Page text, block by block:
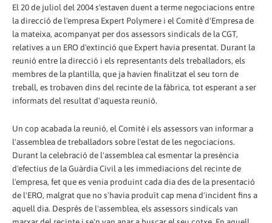
El 20 de juliol del 2004 s'estaven duent a terme negociacions entre
la direcció de l'empresa Expert Polymere i el Comitè d'Empresa de
la mateixa, acompanyat per dos assessors sindicals de la CGT,
relatives a un ERO d'extinció que Expert havia presentat. Durant la
reunió entre la direcció i els representants dels treballadors, els
membres de la plantilla, que ja havien finalitzat el seu torn de
treball, es trobaven dins del recinte de la fàbrica, tot esperant a ser
informats del resultat d'aquesta reunió.
Un cop acabada la reunió, el Comitè i els assessors van informar a
l'assemblea de treballadors sobre l'estat de les negociacions.
Durant la celebració de l'assemblea cal esmentar la presència
d'efectius de la Guàrdia Civil a les immediacions del recinte de
l'empresa, fet que es venia produint cada dia des de la presentació
de l'ERO, malgrat que no s'havia produït cap mena d'incident fins a
aquell dia. Després de l'assemblea, els assessors sindicals van